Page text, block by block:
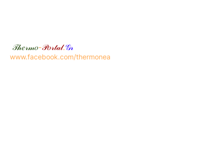
𝒯𝒽𝑒𝓇𝓂𝑜-𝒫𝑜𝓇𝓉𝒶𝓁.𝒢𝓇
www.facebook.com/thermonea